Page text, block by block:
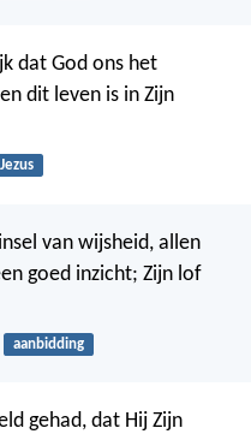
dat God ons het
dit leven is in Zijn
Jezus
van wijsheid, allen
goed inzicht; Zijn lof
aanbidding
gehad, dat Hij Zijn